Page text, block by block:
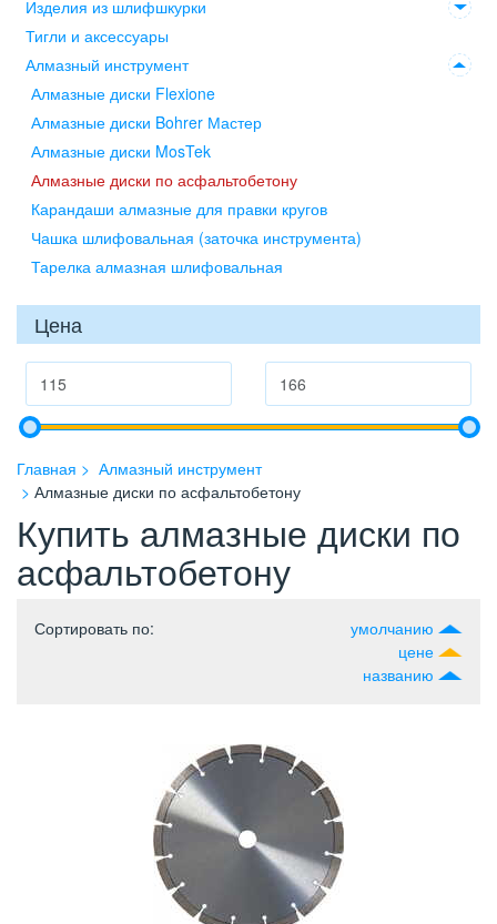
Изделия из шлифшкурки
Тигли и аксессуары
Алмазный инструмент
Алмазные диски Flexione
Алмазные диски Bohrer Мастер
Алмазные диски MosTek
Алмазные диски по асфальтобетону
Карандаши алмазные для правки кругов
Чашка шлифовальная (заточка инструмента)
Тарелка алмазная шлифовальная
Цена
Главная
Алмазный инструмент
Алмазные диски по асфальтобетону
Купить алмазные диски по
асфальтобетону
Сортировать по:
умолчанию
цене
названию